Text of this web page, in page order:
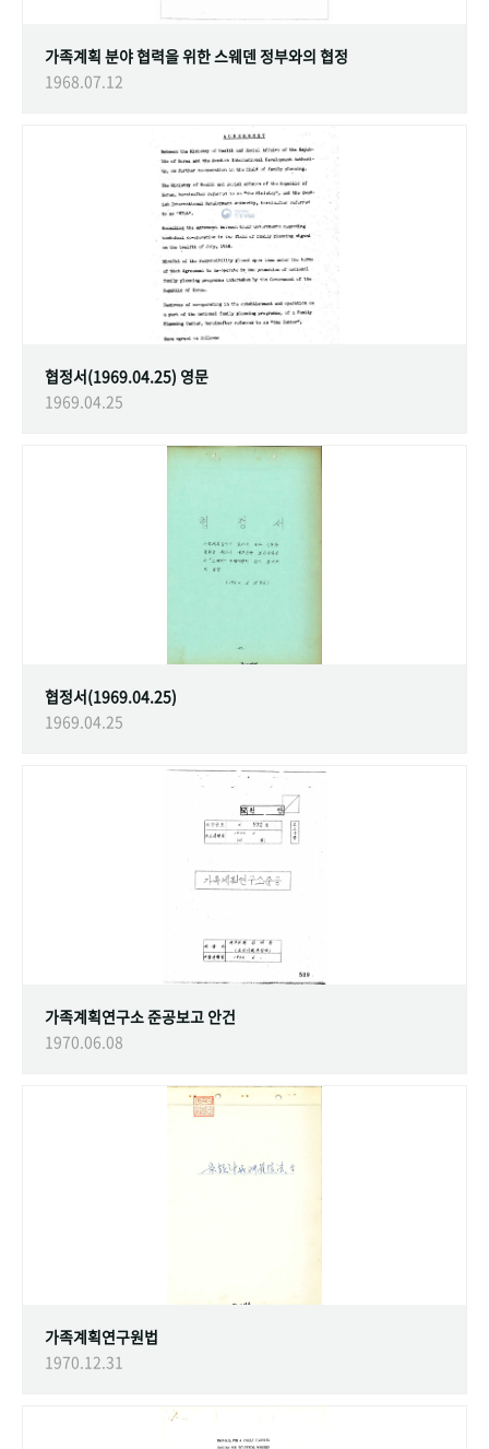
가족계획 분야 협력을 위한 스웨덴 정부와의 협정
1968.07.12
협정서(1969.04.25) 영문
1969.04.25
협정서(1969.04.25)
1969.04.25
가족계획연구소 준공보고 안건
1970.06.08
가족계획연구원법
1970.12.31